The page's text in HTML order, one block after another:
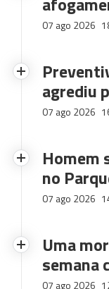
07 ago 2026
agrediu
07 ago 2026
Homem
no
07 ago 2026
Uma
semana
07 ago 2026